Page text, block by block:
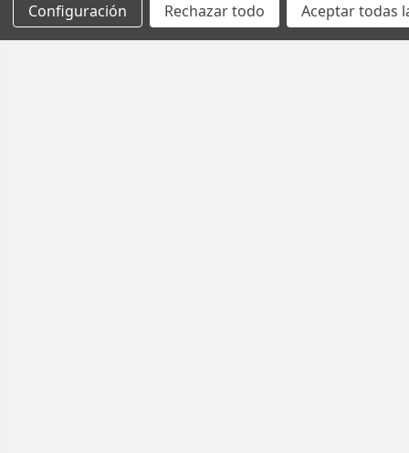
Configuración Rechazar todo Aceptar todas